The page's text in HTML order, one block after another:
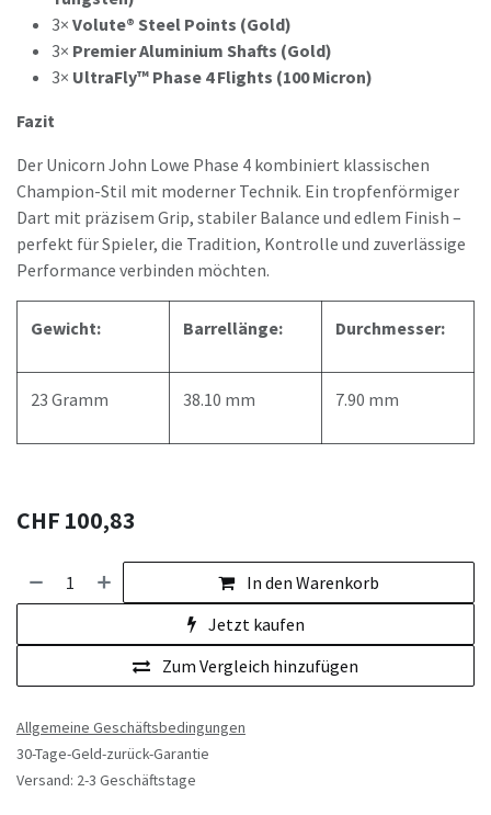
3× Volute® Steel Points (Gold)
3× Premier Aluminium Shafts (Gold)
3× UltraFly™ Phase 4 Flights (100 Micron)
Fazit
Der Unicorn John Lowe Phase 4 kombiniert klassischen
Champion-Stil mit moderner Technik. Ein tropfenförmiger
Dart mit präzisem Grip, stabiler Balance und edlem Finish –
perfekt für Spieler, die Tradition, Kontrolle und zuverlässige
Performance verbinden möchten.
Gewicht: Barrellänge: Durchmesser:
23 Gramm 38.10 mm 7.90 mm
CHF 100,83
In den Warenkorb
Jetzt kaufen
Zum Vergleich hinzufügen
Allgemeine Geschäftsbedingungen
30-Tage-Geld-zurück-Garantie
Versand: 2-3 Geschäftstage